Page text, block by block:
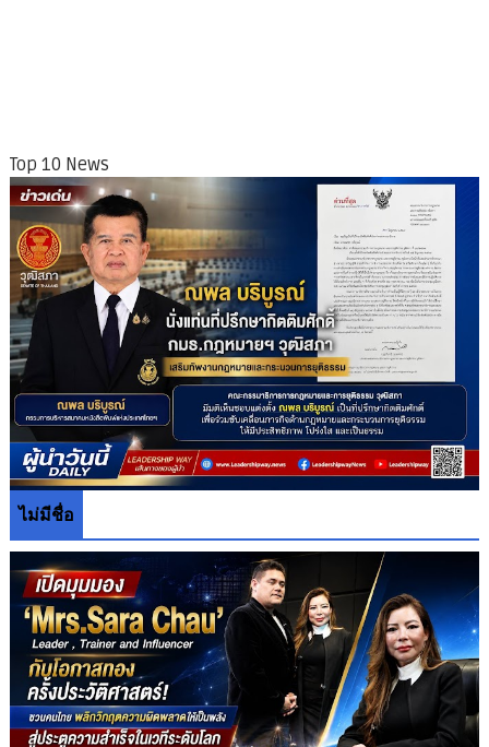
Top 10 News
ไม่มีชื่อ